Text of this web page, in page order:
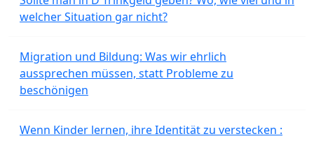
welcher Situation gar nicht?
Migration und Bildung: Was wir ehrlich
aussprechen müssen, statt Probleme zu
beschönigen
Wenn Kinder lernen, ihre Identität zu verstecken :